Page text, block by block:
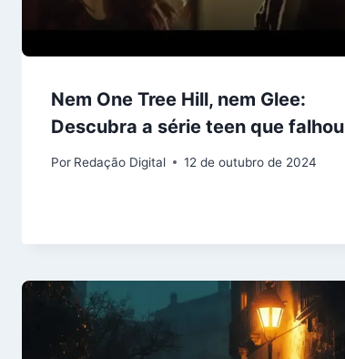
Nem One Tree Hill, nem Glee:
Descubra a série teen que falhou
Por Redação Digital 12 de outubro de 2024